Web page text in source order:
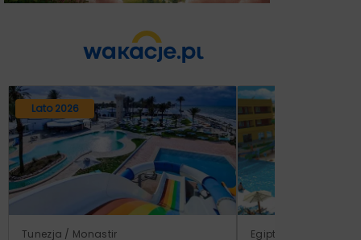
Lato 2026
Tunezja / Monastir Egipt / Marsa El